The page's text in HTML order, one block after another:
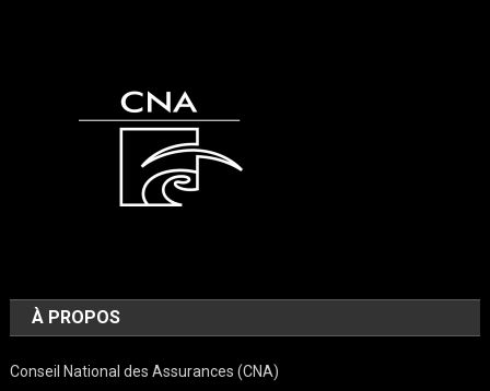
À PROPOS
Conseil National des Assurances (CNA)